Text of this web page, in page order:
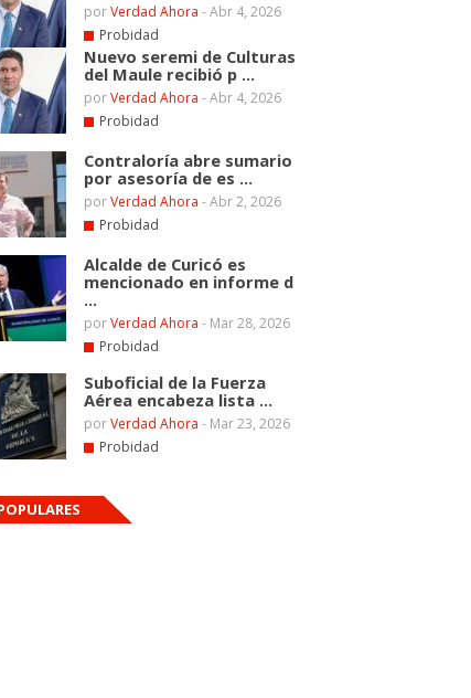
porVerdad Ahora -Abr 4, 2026
Probidad
Nuevo seremi de Culturas
del Maule recibió p ...
porVerdad Ahora -Abr 4, 2026
Probidad
Contraloría abre sumario
por asesoría de es ...
porVerdad Ahora -Abr 2, 2026
Probidad
Alcalde de Curicó es
mencionado en informe d
...
porVerdad Ahora - Mar 28, 2026
Probidad
Suboficial de la Fuerza
Aérea encabeza lista ...
porVerdad Ahora - Mar 23, 2026
Probidad